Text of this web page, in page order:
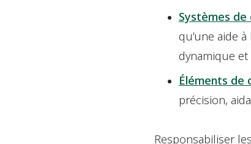
Systèmes de
qu’une aide
dynamique et
Éléments de
précision,
Responsabiliser